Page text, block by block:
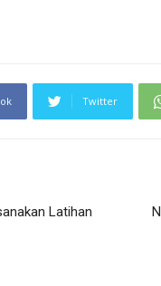
Twitter
Latihan